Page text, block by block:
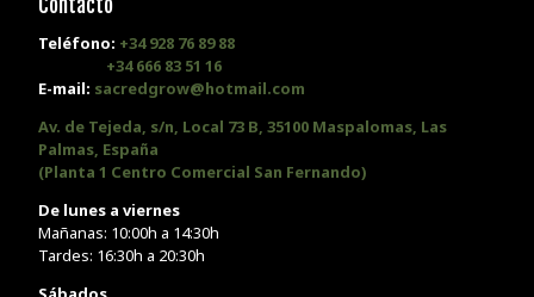
Contacto
Teléfono: +34 928 76 89 88
+34 666 83 51 16
E-mail: sacredgrow@hotmail.com
Av. de Tejeda, s/n, Local 73 B, 35100 Maspalomas, Las
Palmas, España
(Planta 1 Centro Comercial San Fernando)
De lunes a viernes
Mañanas: 10:00h a 14:30h
Tardes: 16:30h a 20:30h